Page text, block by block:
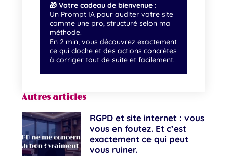
🎁 Votre cadeau de bienvenue :
Un Prompt IA pour auditer votre site
comme une pro, structuré selon ma
méthode.
En 2 min, vous découvrez exactement
ce qui cloche et des actions concrètes
à corriger tout de suite et facilement.
Autres articles
RGPD et site internet : vous
vous en foutez. Et c’est
exactement ce qui peut
vous ruiner.